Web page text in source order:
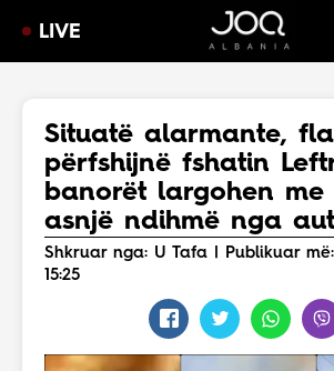
LIVE
Situatë alarmante,
përfshijnë fshatin
banorët largohen me
asnjë ndihmë nga
Shkruar nga: U Tafa | Publikuar më:
15:25